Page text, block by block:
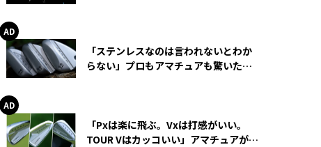
「ステンレスなのは言われないとわか
らない」プロもアマチュアも驚いた
「Pxは楽に飛ぶ。Vxは打感がいい。
TOUR Vはカッコいい」アマチュアが選